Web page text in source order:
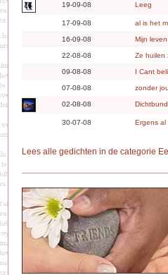
19-09-08 Leeg
17-09-08 al is het
16-09-08 Mijn
22-08-08 Ze huilen
09-08-08 I Cant
07-08-08 zonder
02-08-08
30-07-08 Ergens al
Lees alle gedichten in de categorie